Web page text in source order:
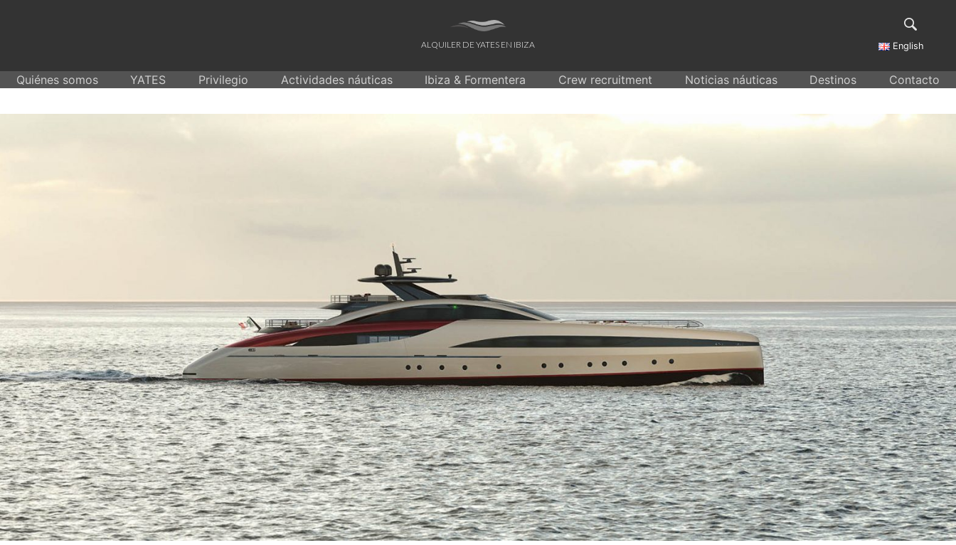
ALQUILER DE YATES EN IBIZA English
Quiénes somos YATES Privilegio Actividades náuticas Ibiza & Formentera Crew recruitment Noticias náuticas Destinos Contacto